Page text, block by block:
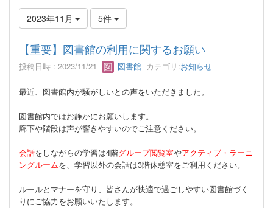
2023年11月 5件
【重要】図書館の利用に関するお願い
投稿日時 : 2023/11/21 図書館 カテゴリ:お知らせ
最近、図書館内が騒がしいとの声をいただきました。
図書館内ではお静かにお願いします。
廊下や階段は声が響きやすいのでご注意ください。
会話をしながらの学習は4階グループ閲覧室やアクティブ・ラーニ
ングルームを、学習以外の会話は3階休憩室をご利用ください。
ルールとマナーを守り、皆さんが快適で過ごしやすい図書館づく
りにご協力をお願いいたします。